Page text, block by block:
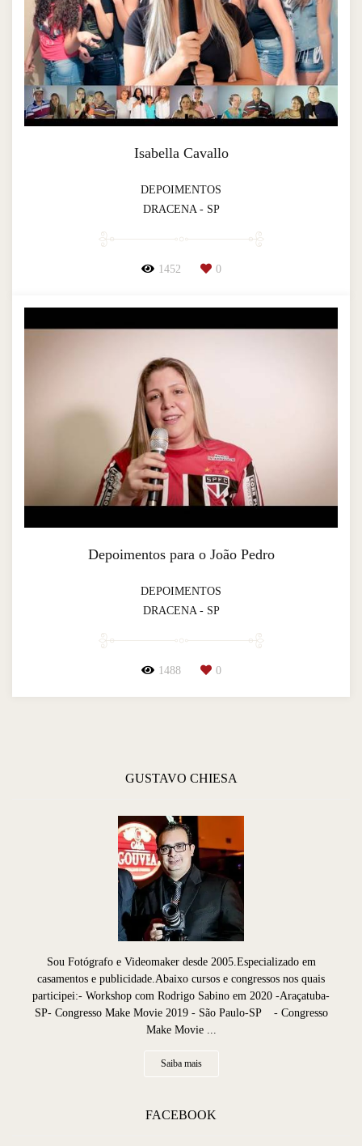
Isabella Cavallo
DEPOIMENTOS
DRACENA - SP
1452 0
Depoimentos para o João Pedro
DEPOIMENTOS
DRACENA - SP
1488 0
GUSTAVO CHIESA
Sou Fotógrafo e Videomaker desde 2005.Especializado em
casamentos e publicidade.Abaixo cursos e congressos nos quais
participei:- Workshop com Rodrigo Sabino em 2020 -Araçatuba-
SP- Congresso Make Movie 2019 - São Paulo-SP - Congresso
Make Movie ...
Saiba mais
FACEBOOK